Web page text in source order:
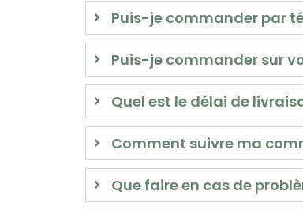
Puis-je commander par
Puis-je commander sur
Quel est le délai de
Comment suivre ma
Que faire en cas de